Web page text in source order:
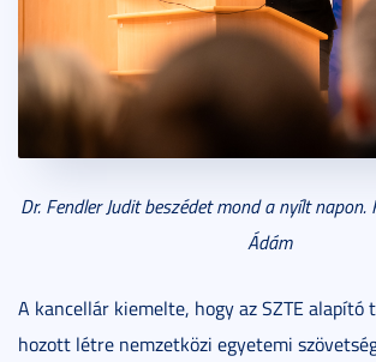
Dr. Fendler Judit beszédet mond a nyílt napon.
Ádám
A kancellár kiemelte, hogy az SZTE alapító
hozott létre nemzetközi egyetemi